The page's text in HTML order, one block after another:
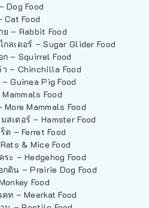
Dog Food
Cat Food
ย – Rabbit Food
ลเดอร์ – Sugar Glider Food
– Squirrel Food
– Chinchilla Food
Guinea Pig Food
Food
Mammals Food
สเตอร์ – Hamster Food
ต – Ferret Food
& Mice Food
ะ – Hedgehog Food
กดิน – Prairie Dog Food
Food
ท – Meerkat Food